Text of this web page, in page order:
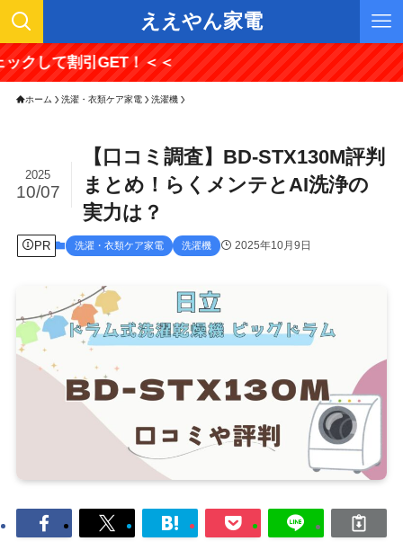
ええやん家電
引GET！＜＜
ホーム 洗濯・衣類ケア家電 洗濯機
【口コミ調査】BD-STX130M評判
まとめ！らくメンテとAI洗浄の
実力は？
2025
10/07
PR 洗濯・衣類ケア家電 洗濯機 2025年10月9日